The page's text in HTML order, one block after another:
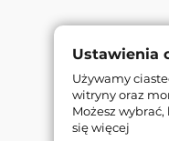
Ustawienia
Używamy
witryny oraz
Możesz
się więcej